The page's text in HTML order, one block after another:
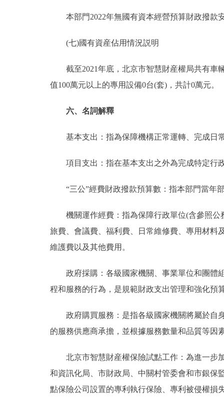
本部門2022年無國有資本經營預算財政撥款
(七)國有資産佔用情況説明
截至2021年底，北京市智慧財産權局共有車輛
值100萬元以上的專用設備0台(套)，共計0萬元。
六、名詞解釋
基本支出：指為保障機構正常運轉、完成日
項目支出：指在基本支出之外為完成特定行
“三公”經費財政撥款預算數：指本部門當年部
機關運作經費：指為保障行政單位(含參照公
旅費、會議費、福利費、日常維修費、專用材料
維護費以及其他費用。
政府採購：各級國家機關、事業單位和團體組
程和服務的行為，是規範財政支出管理和強化預
政府購買服務：是指各級國家機關將屬於自身
的服務供應商承擔，並根據服務數量和品質等因
北京市智慧財産權保險試點工作：為進一步加
和資訊化局、市財政局、中關村管委會和市銀保
點保險公司設置的專利執行保險、專利被侵權損